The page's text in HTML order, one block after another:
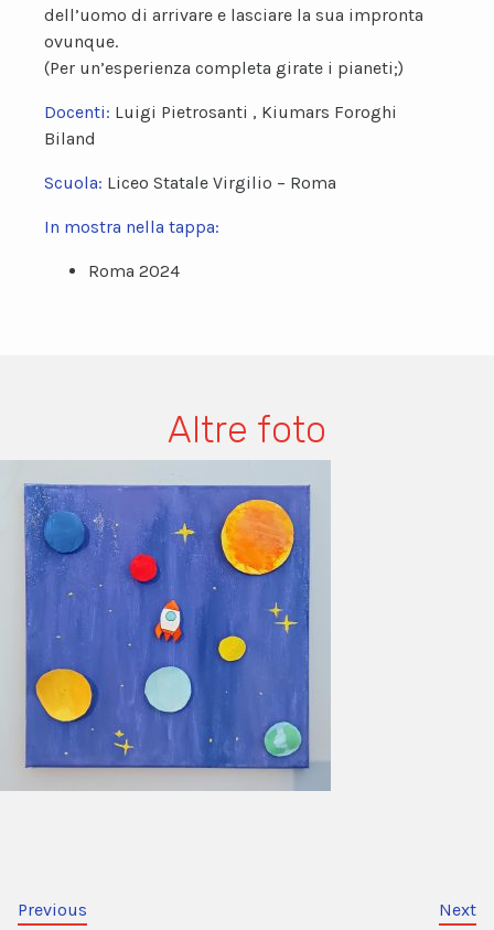
dell’uomo di arrivare e lasciare la sua impronta
ovunque.
(Per un’esperienza completa girate i pianeti;)
Docenti: Luigi Pietrosanti , Kiumars Foroghi
Biland
Scuola: Liceo Statale Virgilio – Roma
In mostra nella tappa:
Roma 2024
Altre foto
Previous Next